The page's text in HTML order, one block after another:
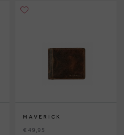
MAVERICK
€ 49,95